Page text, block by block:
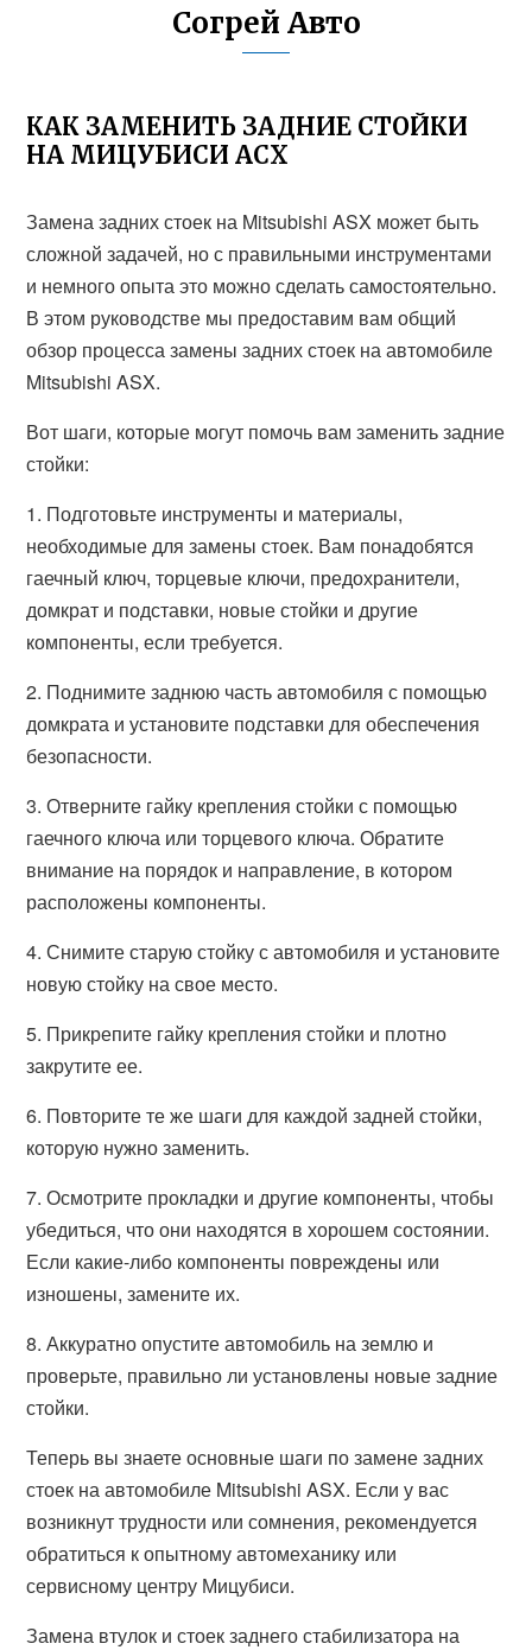
Согрей Авто
КАК ЗАМЕНИТЬ ЗАДНИЕ СТОЙКИ
НА МИЦУБИСИ АСХ
Замена задних стоек на Mitsubishi ASX может быть
сложной задачей, но с правильными инструментами
и немного опыта это можно сделать самостоятельно.
В этом руководстве мы предоставим вам общий
обзор процесса замены задних стоек на автомобиле
Mitsubishi ASX.
Вот шаги, которые могут помочь вам заменить задние
стойки:
1. Подготовьте инструменты и материалы,
необходимые для замены стоек. Вам понадобятся
гаечный ключ, торцевые ключи, предохранители,
домкрат и подставки, новые стойки и другие
компоненты, если требуется.
2. Поднимите заднюю часть автомобиля с помощью
домкрата и установите подставки для обеспечения
безопасности.
3. Отверните гайку крепления стойки с помощью
гаечного ключа или торцевого ключа. Обратите
внимание на порядок и направление, в котором
расположены компоненты.
4. Снимите старую стойку с автомобиля и установите
новую стойку на свое место.
5. Прикрепите гайку крепления стойки и плотно
закрутите ее.
6. Повторите те же шаги для каждой задней стойки,
которую нужно заменить.
7. Осмотрите прокладки и другие компоненты, чтобы
убедиться, что они находятся в хорошем состоянии.
Если какие-либо компоненты повреждены или
изношены, замените их.
8. Аккуратно опустите автомобиль на землю и
проверьте, правильно ли установлены новые задние
стойки.
Теперь вы знаете основные шаги по замене задних
стоек на автомобиле Mitsubishi ASX. Если у вас
возникнут трудности или сомнения, рекомендуется
обратиться к опытному автомеханику или
сервисному центру Мицубиси.
Замена втулок и стоек заднего стабилизатора на